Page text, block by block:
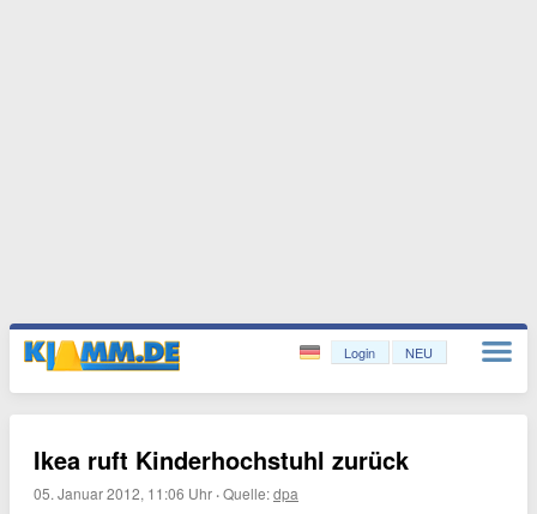
Login NEU
Ikea ruft Kinderhochstuhl zurück
05. Januar 2012, 11:06 Uhr ·Quelle:dpa